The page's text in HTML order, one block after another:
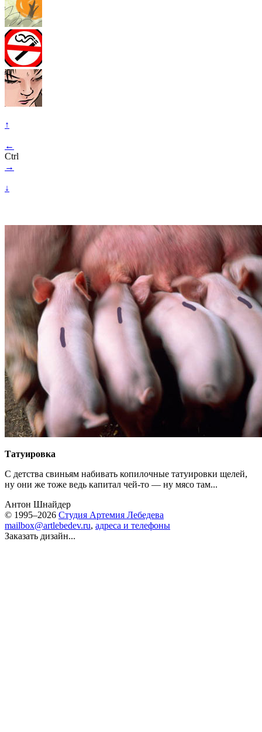
↑
←
Ctrl
→
↓
Татуировка
C детства свиньям набивать копилочные татуировки щелей,
ну они же тоже ведь капитал чей-то — ну мясо там...
Антон Шнайдер
© 1995–2026 Студия Артемия Лебедева
mailbox@artlebedev.ru, адреса и телефоны
Заказать дизайн...